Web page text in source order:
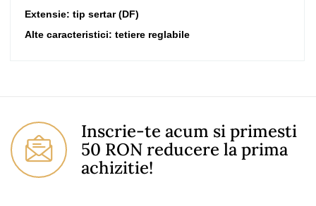
Extensie: tip sertar (DF)
Alte caracteristici: tetiere reglabile
You Must Login To Review
Inscrie-te acum si primesti
50 RON reducere la prima
achizitie!